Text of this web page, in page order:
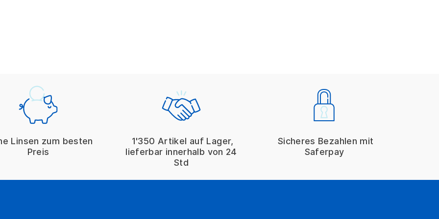
Linsen zum besten
Preis
1'350 Artikel auf Lager,
lieferbar innerhalb von 24
Std
Sicheres Bezahlen mit
Saferpay